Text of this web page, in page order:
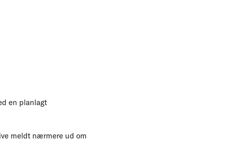
en planlagt
meldt nærmere ud om